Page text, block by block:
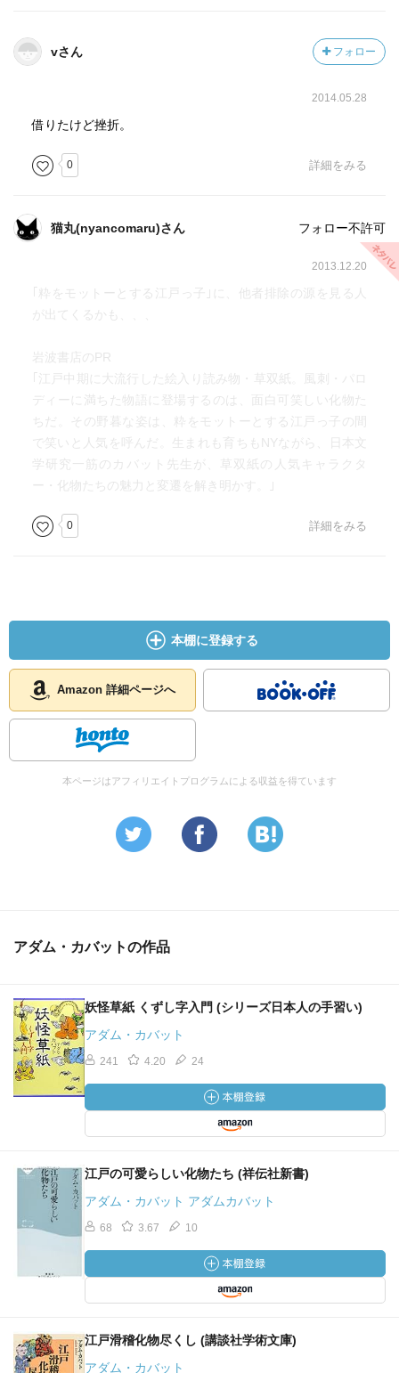
vさん フォロー
2014.05.28
借りたけど挫折。
0 詳細をみる
猫丸(nyancomaru)さん フォロー不許可
2013.12.20
｢粋をモットーとする江戸っ子｣に、他者排除の源を見る人
が出てくるかも、、、
岩波書店のPR
｢江戸中期に大流行した絵入り読み物・草双紙。風刺・パロ
ディーに満ちた物語に登場するのは、面白可笑しい化物た
ちだ。その野暮な姿は、粋をモットーとする江戸っ子の間
で笑いと人気を呼んだ。生まれも育ちもNYながら、日本文
学研究一筋のカバット先生が、草双紙の人気キャラクタ
ー・化物たちの魅力と変遷を解き明かす。｣
0 詳細をみる
本棚に登録する
Amazon 詳細ページへ
本ページはアフィリエイトプログラムによる収益を得ています
アダム・カバットの作品
妖怪草紙 くずし字入門 (シリーズ日本人の手習い)
アダム・カバット
241 4.20 24
江戸の可愛らしい化物たち (祥伝社新書)
アダム・カバット アダムカバット
68 3.67 10
江戸滑稽化物尽くし (講談社学術文庫)
アダム・カバット